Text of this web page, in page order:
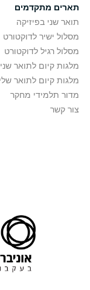
תארים מתקדמים
תואר שני בפיזיקה
מסלול ישיר לדוקטורט
מסלול רגיל לדוקטורט
מלגות קיום לתואר שני
מלגות קיום לתואר
מדור תלמידי מחקר
צור קשר